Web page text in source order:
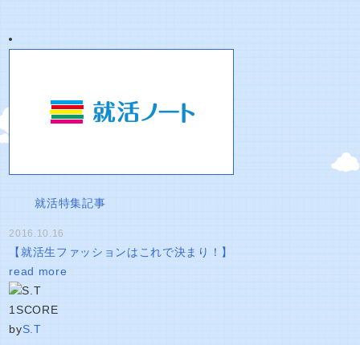
就活特集記事
2016.10.16
【就活生ファッションはこれで決まり！】
read more
1SCORE
byS.T